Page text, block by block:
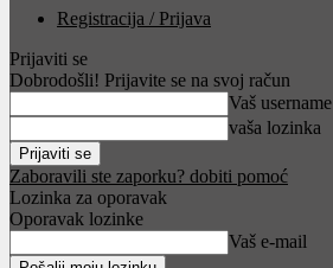
Registracija / Prijava
Prijaviti se
Dobrodošli! Prijavite se na svoj račun
Vaš username
vaša lozinka
Zaboravili ste zaporku? dobiti pomoć
Lozinka za oporavak
Oporavak lozinke
Vaš e-mail